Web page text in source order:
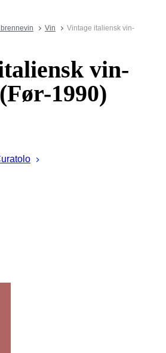
Vin
Vintage italiensk vin-
vin-
1990)